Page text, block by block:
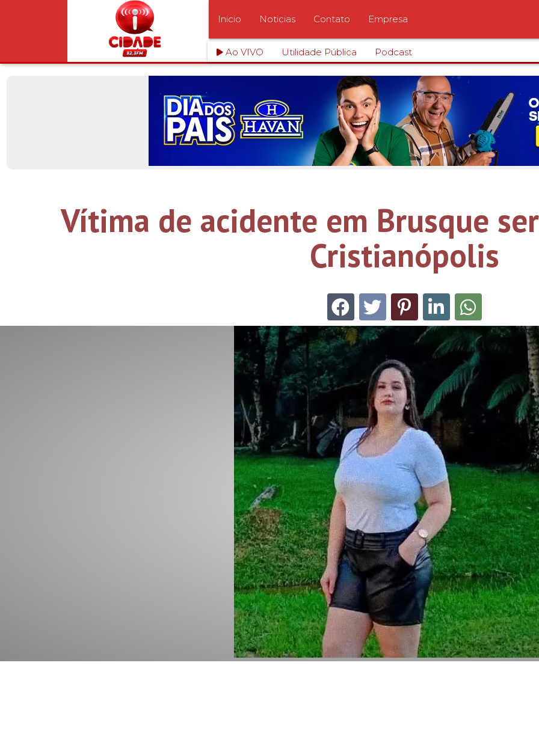
Inicio Noticias Contato Empresa
Ao VIVO Utilidade Pública Podcast
Vítima de acidente em Brusque
Cristianópolis